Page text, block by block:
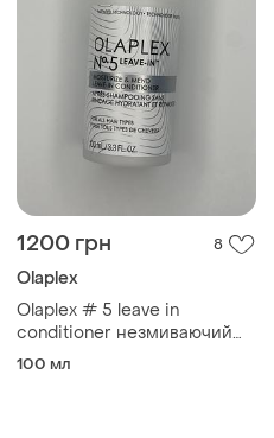
1200 грн 8
Olaplex
Olaplex # 5 leave in
conditioner незмиваючий
зволожуючий спрей
100 мл